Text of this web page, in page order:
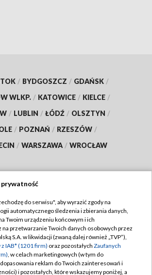
/ BYDGOSZCZ / GDAŃSK /
WLKP. / KATOWICE / KIELCE /
/ LUBLIN / ŁÓDŹ / OLSZTYN /
/ POZNAŃ / RZESZÓW /
/ WARSZAWA / WROCŁAW
TVP
TVP
Regulamin TVP
Polityka prywatności
Moje zgody
prywatność
do serwisu", aby wyrazić zgody na
automatycznego śledzenia i zbierania danych,
Twoim urządzeniu końcowym i ich
przetwarzanie Twoich danych osobowych przez
S.A. w likwidacji (zwaną dalej również „TVP”),
IAB* (1201 firm) oraz pozostałych Zaufanych
, w celach marketingowych (w tym do
reklam do Twoich zainteresowań i
i pozostałych, które wskazujemy poniżej, a